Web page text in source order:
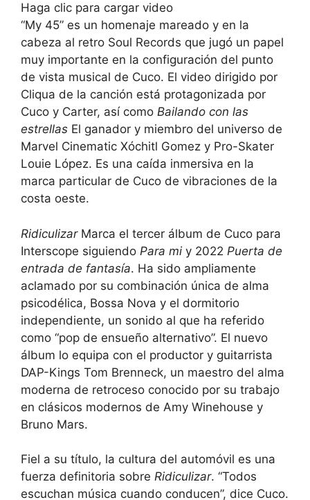
Haga clic para cargar video
“My 45” es un homenaje mareado y en la
cabeza al retro Soul Records que jugó un papel
muy importante en la configuración del punto
de vista musical de Cuco. El video dirigido por
Cliqua de la canción está protagonizada por
Cuco y Carter, así como Bailando con las
estrellas El ganador y miembro del universo de
Marvel Cinematic Xóchitl Gomez y Pro-Skater
Louie López. Es una caída inmersiva en la
marca particular de Cuco de vibraciones de la
costa oeste.
RidiculizarMarca el tercer álbum de Cuco para
Interscope siguiendo Para mi y 2022 Puerta de
entrada de fantasía. Ha sido ampliamente
aclamado por su combinación única de alma
psicodélica, Bossa Nova y el dormitorio
independiente, un sonido al que ha referido
como “pop de ensueño alternativo”. El nuevo
álbum lo equipa con el productor y guitarrista
DAP-Kings Tom Brenneck, un maestro del alma
moderna de retroceso conocido por su trabajo
en clásicos modernos de Amy Winehouse y
Bruno Mars.
Fiel a su título, la cultura del automóvil es una
fuerza definitoria sobre Ridiculizar. “Todos
escuchan música cuando conducen”, dice Cuco.